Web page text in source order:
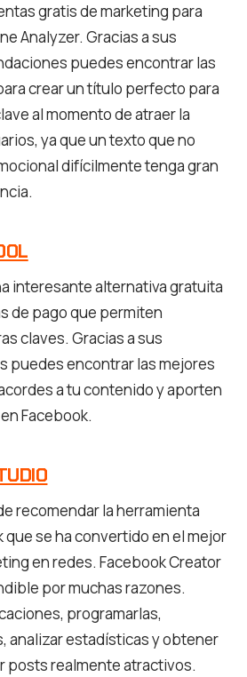
gratis de marketing para
Analyzer. Gracias a sus
puedes encontrar las
crear un título perfecto para
al momento de atraer la
ya que un texto que no
difícilmente tenga gran
interesante alternativa gratuita
de pago que permiten
claves. Gracias a sus
puedes encontrar las mejores
a tu contenido y aporten
en Facebook.
recomendar la herramienta
que se ha convertido en el mejor
en redes. Facebook Creator
por muchas razones.
programarlas,
analizar estadísticas y obtener
posts realmente atractivos.